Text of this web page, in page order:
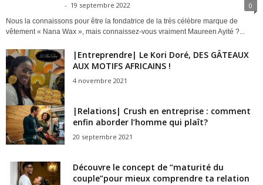
- 19 septembre 2022 0
Nous la connaissons pour être la fondatrice de la très célèbre marque de
vêtement « Nana Wax », mais connaissez-vous vraiment Maureen Ayité ?...
|Entreprendre| Le Kori Doré, DES GÂTEAUX
AUX MOTIFS AFRICAINS !
4 novembre 2021
|Relations| Crush en entreprise : comment
enfin aborder l’homme qui plaît?
20 septembre 2021
Découvre le concept de “maturité du
couple”pour mieux comprendre ta relation